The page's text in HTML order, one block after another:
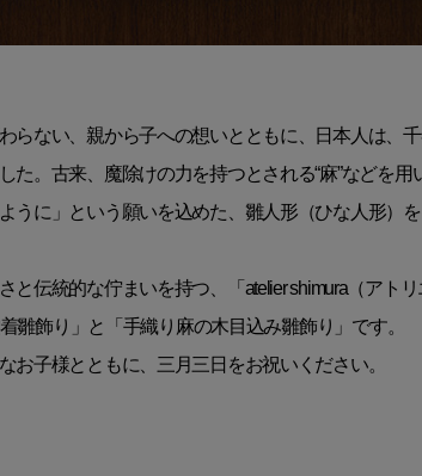
らない、親から子への想いとともに、日本人は、
。古来、魔除けの力を持つとされる“麻”などを用
うに」という願いを込めた、雛人形（ひな人形）
と伝統的な佇まいを持つ、「atelier shimura（アト
雛飾り」と「手織り麻の木目込み雛飾り」です。
お子様とともに、三月三日をお祝いください。